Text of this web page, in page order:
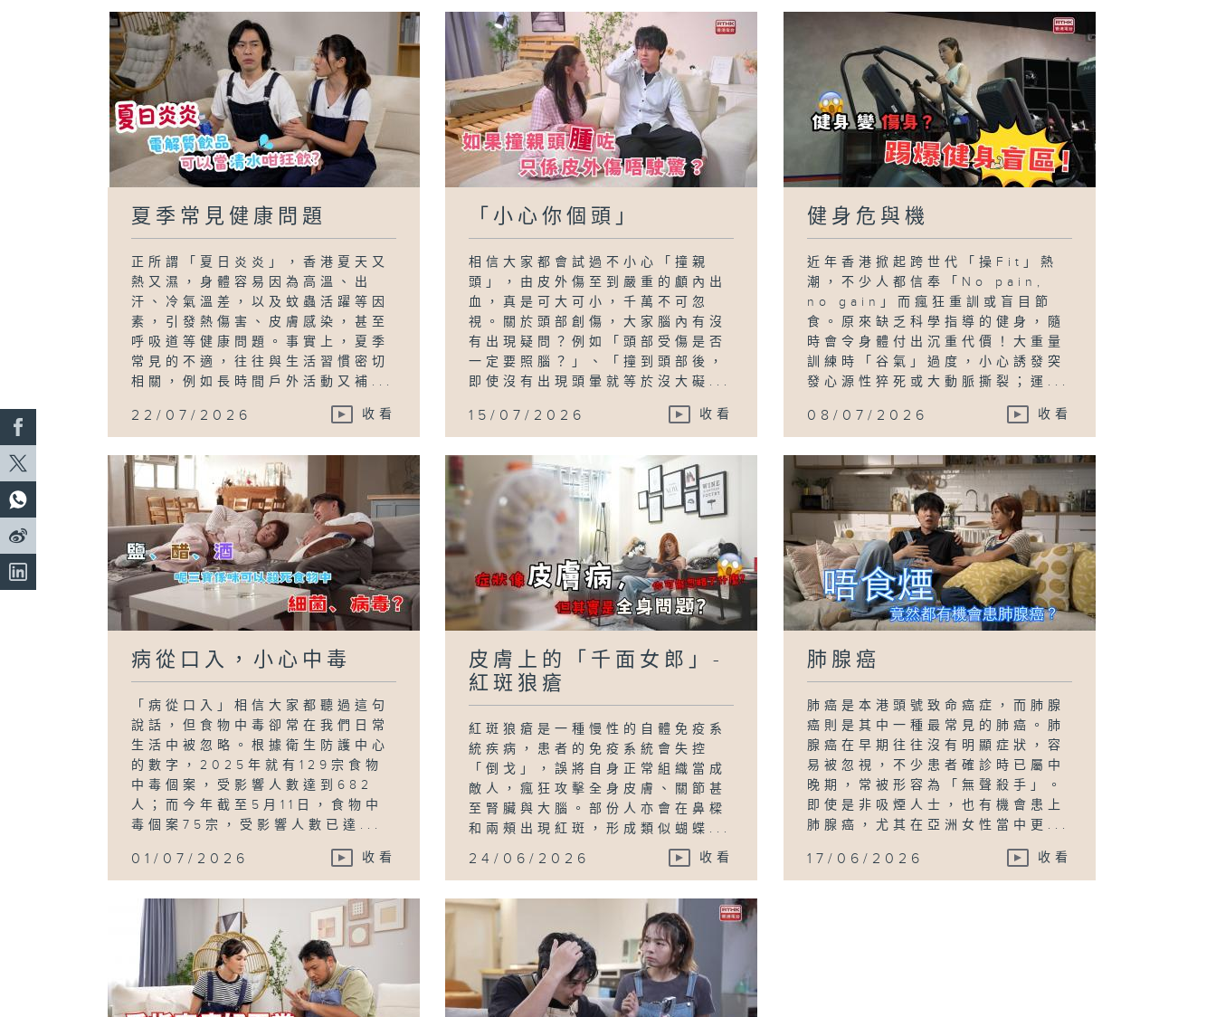
夏季常見健康問題
正所謂「夏日炎炎」，香港夏天又
熱又濕，身體容易因為高溫、出
汗、冷氣溫差，以及蚊蟲活躍等因
素，引發熱傷害、皮膚感染，甚至
呼吸道等健康問題。事實上，夏季
常見的不適，往往與生活習慣密切
相關，例如長時間戶外活動又補...
22/07/2026 收看
「小心你個頭」
相信大家都會試過不小心「撞親
頭」，由皮外傷至到嚴重的顱內出
血，真是可大可小，千萬不可忽
視。關於頭部創傷，大家腦內有沒
有出現疑問？例如「頭部受傷是否
一定要照腦？」、「撞到頭部後，
即使沒有出現頭暈就等於沒大礙...
15/07/2026 收看
健身危與機
近年香港掀起跨世代「操Fit」熱
潮，不少人都信奉「No pain,
no gain」而瘋狂重訓或盲目節
食。原來缺乏科學指導的健身，隨
時會令身體付出沉重代價！大重量
訓練時「谷氣」過度，小心誘發突
發心源性猝死或大動脈撕裂；運...
08/07/2026 收看
病從口入，小心中毒
「病從口入」相信大家都聽過這句
說話，但食物中毒卻常在我們日常
生活中被忽略。根據衛生防護中心
的數字，2025年就有129宗食物
中毒個案，受影響人數達到682
人；而今年截至5月11日，食物中
毒個案75宗，受影響人數已達...
01/07/2026 收看
皮膚上的「千面女郎」-
紅斑狼瘡
紅斑狼瘡是一種慢性的自體免疫系
統疾病，患者的免疫系統會失控
「倒戈」，誤將自身正常組織當成
敵人，瘋狂攻擊全身皮膚、關節甚
至腎臟與大腦。部份人亦會在鼻樑
和兩頰出現紅斑，形成類似蝴蝶...
24/06/2026 收看
肺腺癌
肺癌是本港頭號致命癌症，而肺腺
癌則是其中一種最常見的肺癌。肺
腺癌在早期往往沒有明顯症狀，容
易被忽視，不少患者確診時已屬中
晚期，常被形容為「無聲殺手」。
即使是非吸煙人士，也有機會患上
肺腺癌，尤其在亞洲女性當中更...
17/06/2026 收看